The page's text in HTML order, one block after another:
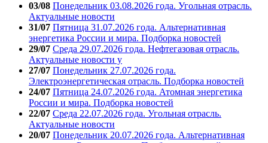
03/08 Понедельник 03.08.2026 года. Угольная отрасль.
Актуальные новости
31/07 Пятница 31.07.2026 года. Альтернативная
энергетика России и мира. Подборка новостей
29/07 Среда 29.07.2026 года. Нефтегазовая отрасль.
Актуальные новости у
27/07 Понедельник 27.07.2026 года.
Электроэнергетическая отрасль. Подборка новостей
24/07 Пятница 24.07.2026 года. Атомная энергетика
России и мира. Подборка новостей
22/07 Среда 22.07.2026 года. Угольная отрасль.
Актуальные новости
20/07 Понедельник 20.07.2026 года. Альтернативная